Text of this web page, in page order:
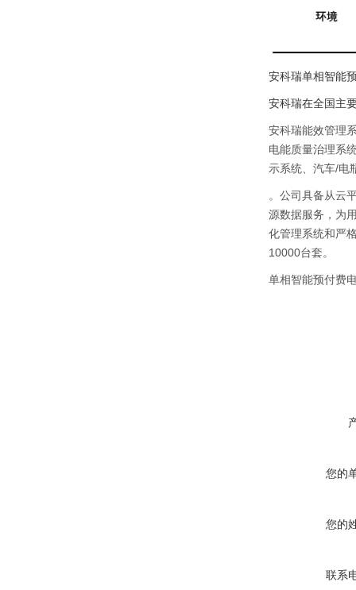
安科瑞单相智能
安科瑞在全国主
安科瑞能效管理
电能质量治理系
示系统、汽车/电
。公司具备从云
源数据服务，为
化管理系统和严
10000台套。
单相智能预付费
您的
您的
联系